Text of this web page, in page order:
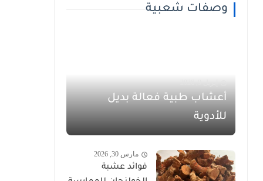
وصفات شعبية
أعشاب طبية فعالة بديل
للأدوية
مارس 30, 2026
فوائد عشبة